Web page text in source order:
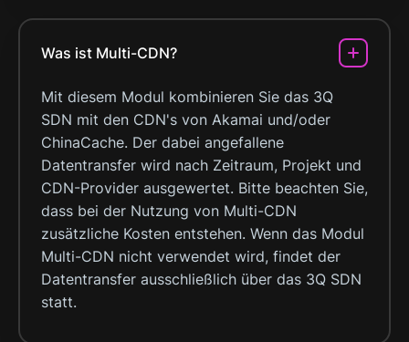
Was ist Multi-CDN?
Mit diesem Modul kombinieren Sie das 3Q
SDN mit den CDN's von Akamai und/oder
ChinaCache. Der dabei angefallene
Datentransfer wird nach Zeitraum, Projekt und
CDN-Provider ausgewertet. Bitte beachten Sie,
dass bei der Nutzung von Multi-CDN
zusätzliche Kosten entstehen. Wenn das Modul
Multi-CDN nicht verwendet wird, findet der
Datentransfer ausschließlich über das 3Q SDN
statt.